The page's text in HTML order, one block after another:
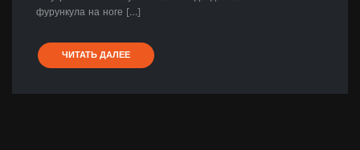
фурункула на ноге […]
ЧИТАТЬ ДАЛЕЕ